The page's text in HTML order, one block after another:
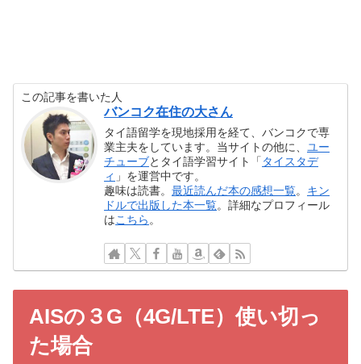
この記事を書いた人
バンコク在住の大さん
タイ語留学を現地採用を経て、バンコクで専
業主夫をしています。当サイトの他に、 ユー
チューブとタイ語学習サイト「 タイスタデ
ィ 」を運営中です。
趣味は読書。最近読んだ本の感想一覧。 キン
ドルで出版した本一覧。詳細なプロフィール
はこちら 。
AISの３G（4G/LTE）使い切っ
た場合